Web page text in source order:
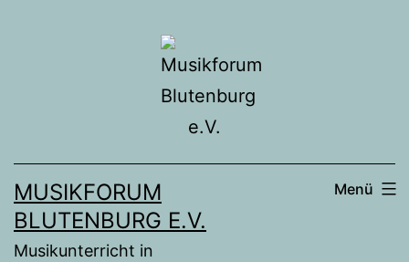
MUSIKFORUM
BLUTENBURG E.V.
Musikunterricht in
Menü